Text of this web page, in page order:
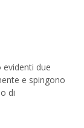
due
e spingono
di